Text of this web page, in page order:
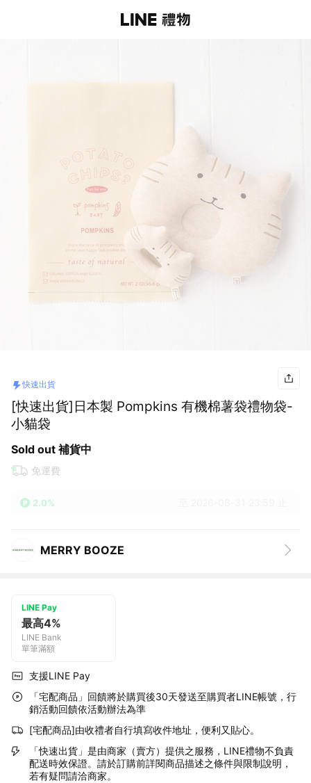
快速出貨
[快速出貨]日本製 Pompkins 有機棉薯袋禮物袋-
小貓袋
Sold out 補貨中
免運費
2.0%
MERRY BOOZE
LINE Pay
最高4%
LINE Bank
單筆滿額
支援LINE Pay
「宅配商品」回饋將於購買後30天發送至購買者LINE帳號，行
銷活動回饋依活動辦法為準
[宅配商品]由收禮者自行填寫收件地址，便利又貼心。
「快速出貨」是由商家（賣方）提供之服務，LINE禮物不負責
配送時效保證。請於訂購前詳閱商品描述之條件與限制說明，
若有疑問請洽商家。